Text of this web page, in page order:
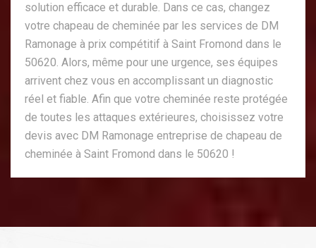
solution efficace et durable. Dans ce cas, changez
votre chapeau de cheminée par les services de DM
Ramonage à prix compétitif à Saint Fromond dans le
50620. Alors, même pour une urgence, ses équipes
arrivent chez vous en accomplissant un diagnostic
réel et fiable. Afin que votre cheminée reste protégée
de toutes les attaques extérieures, choisissez votre
devis avec DM Ramonage entreprise de chapeau de
cheminée à Saint Fromond dans le 50620 !